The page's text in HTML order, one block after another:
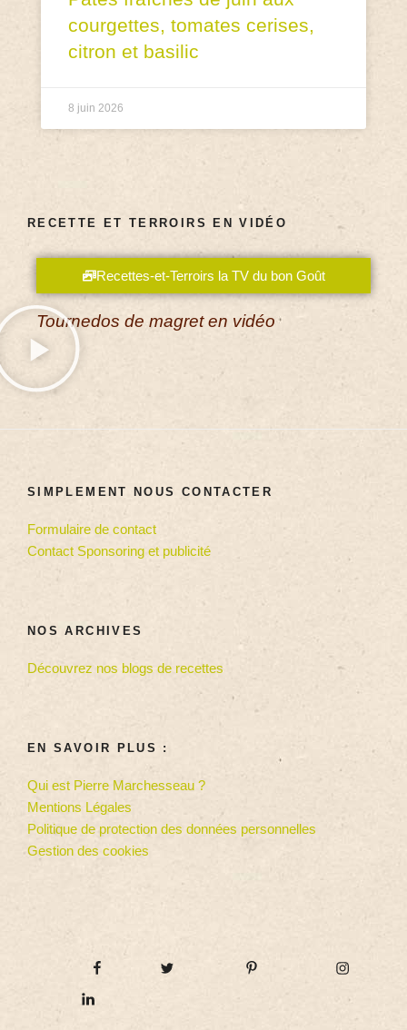
courgettes, tomates cerises,
citron et basilic
8 juin 2026
RECETTE ET TERROIRS EN VIDÉO
Recettes-et-Terroirs la TV du bon Goût
Tournedos de magret en vidéo
SIMPLEMENT NOUS CONTACTER
Formulaire de contact
Contact Sponsoring et publicité
NOS ARCHIVES
Découvrez nos blogs de recettes
EN SAVOIR PLUS :
Qui est Pierre Marchesseau ?
Mentions Légales
Politique de protection des données personnelles
Gestion des cookies